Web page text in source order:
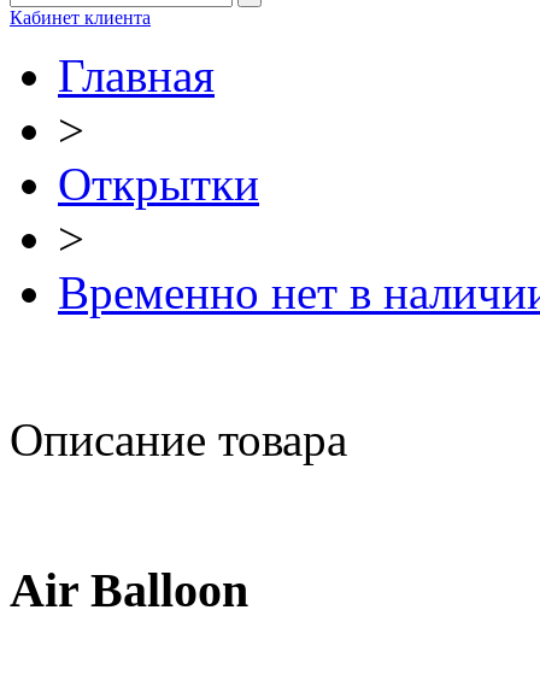
Кабинет клиента
Главная
>
Открытки
>
Временно нет в
Описание товара
Air Balloon